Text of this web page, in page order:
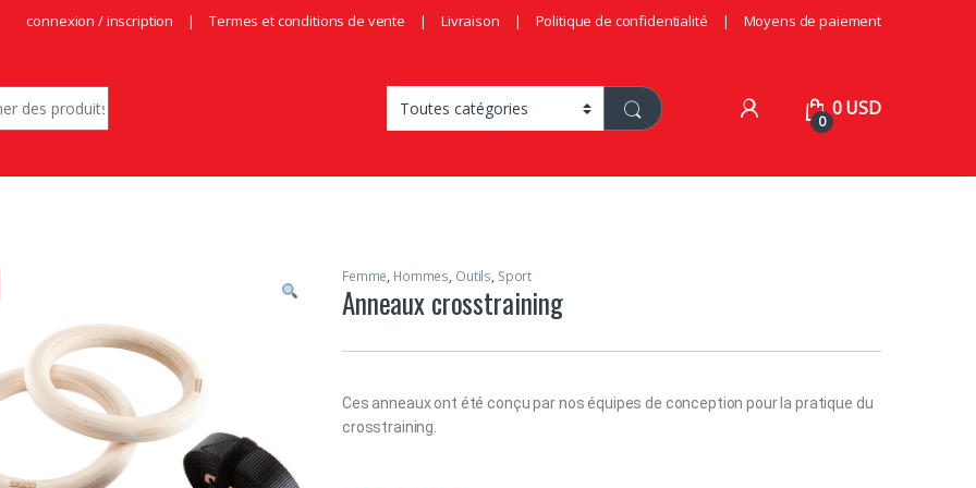
connexion / inscription Termes et conditions de vente Livraison Politique de confidentialité Moyens de paiement
0
0USD
Femme, Hommes, Outils, Sport
Anneaux crosstraining
Ces anneaux ont été conçu par nos équipes de conception pour la pratique du
crosstraining.